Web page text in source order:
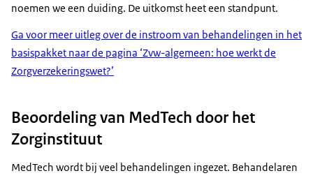
noemen we een duiding. De uitkomst heet een standpunt.
Ga voor meer uitleg over de instroom van behandelingen in het
basispakket naar de pagina ‘Zvw-algemeen: hoe werkt de
Zorgverzekeringswet?’
Beoordeling van MedTech door het
Zorginstituut
MedTech wordt bij veel behandelingen ingezet. Behandelaren